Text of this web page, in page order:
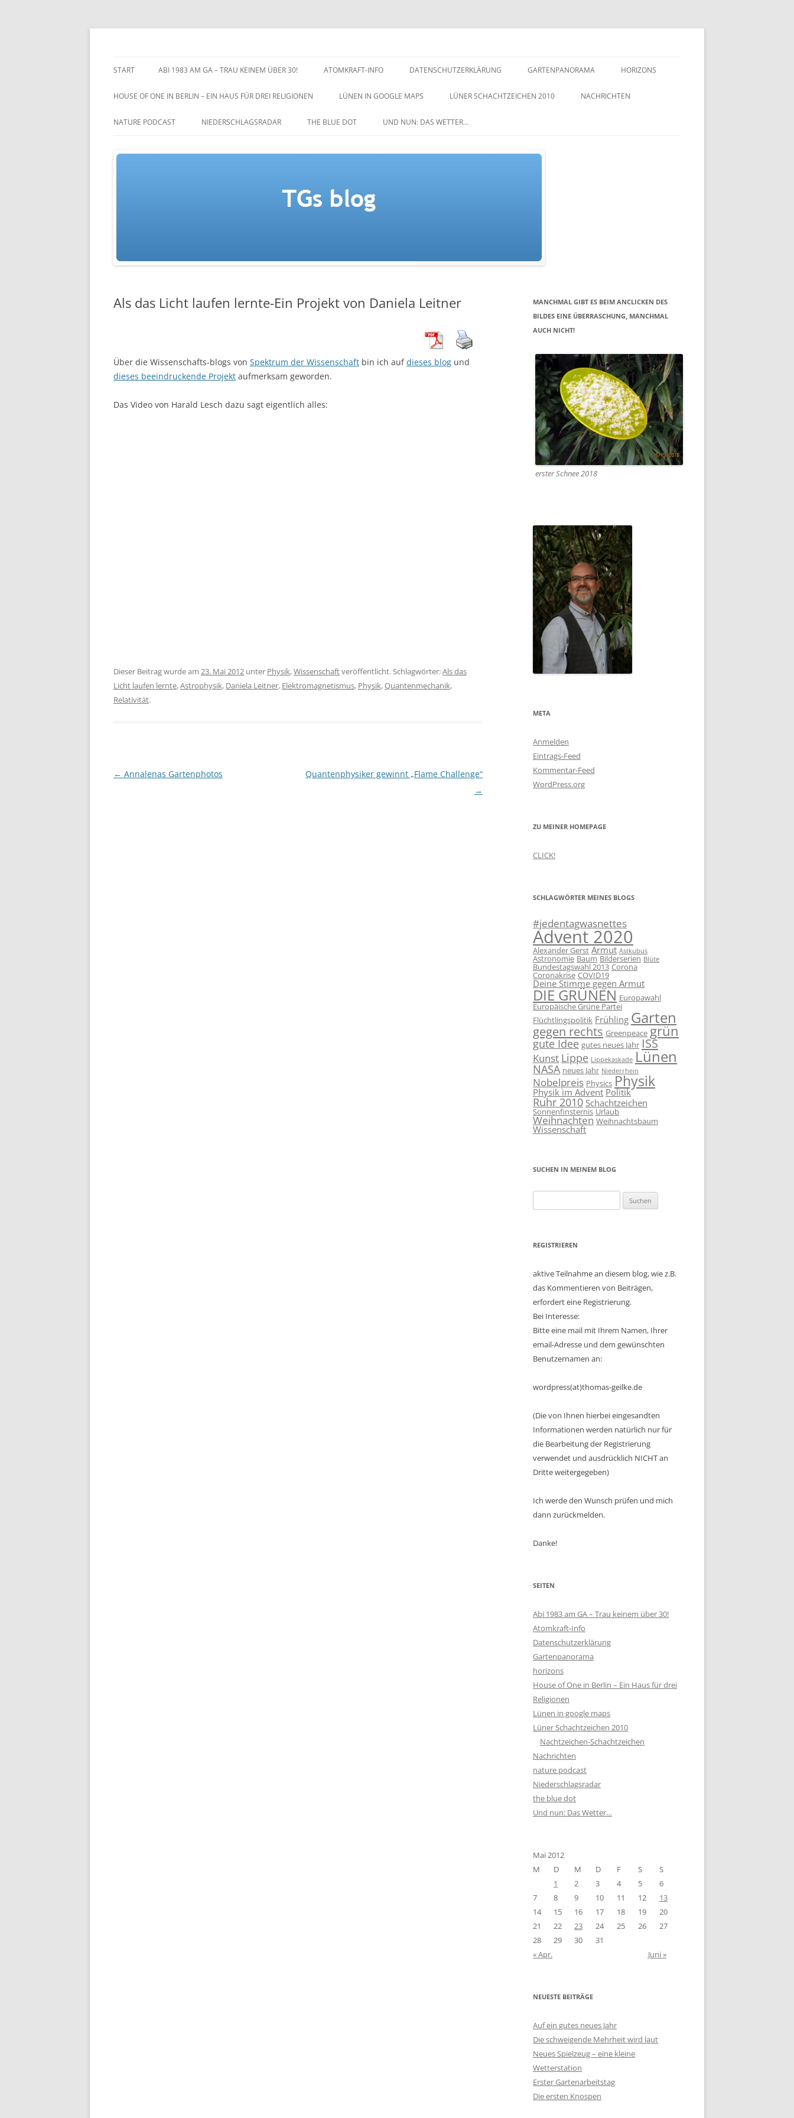
Zum
START ABI 1983 AM GA – TRAU KEINEM ÜBER 30! ATOMKRAFT-INFO DATENSCHUTZERKLÄRUNG GARTENPANORAMA HORIZONS
HOUSE OF ONE IN BERLIN – EIN HAUS FÜR DREI RELIGIONEN LÜNEN IN GOOGLE MAPS LÜNER SCHACHTZEICHEN 2010
NACHTZEICHEN-SCHACHTZEICHEN
NACHRICHTEN
NATURE PODCAST NIEDERSCHLAGSRADAR THE BLUE DOT UND NUN: DAS WETTER…
Als das Licht laufen lernte-Ein Projekt von Daniela Leitner
Über die Wissenschafts-blogs von Spektrum der Wissenschaft bin ich aufdieses blog und
dieses beeindruckende Projekt aufmerksam geworden.
Das Video von Harald Lesch dazu sagt eigentlich alles:
Dieser Beitrag wurde am 23. Mai 2012 unter Physik,Wissenschaftveröffentlicht. Schlagwörter:Als das
Licht laufen lernte,Astrophysik, Daniela Leitner, Elektromagnetismus, Physik,Quantenmechanik,
Relativität.
Beitragsnavigation
← Annalenas Gartenphotos
Quantenphysiker gewinnt „Flame Challenge“
→
MANCHMAL GIBT ES BEIM ANCLICKEN DES
BILDES EINE ÜBERRASCHUNG, MANCHMAL
AUCH NICHT!
erster Schnee 2018
META
Anmelden
Eintrags-Feed
Kommentar-Feed
WordPress.org
ZU MEINER HOMEPAGE
CLICK!
SCHLAGWÖRTER MEINES BLOGS
#jedentagwasnettes
Advent 2020
Alexander Gerst Armut Astkubus
Astronomie Baum Bilderserien Blüte
Bundestagswahl 2013 Corona
Coronakrise COVID19
Deine Stimme gegen Armut
DIE GRÜNEN Europawahl
Europäische Grüne Partei
Flüchtlingspolitik Frühling Garten
gegen rechts Greenpeace grün
gute Idee gutes neues Jahr ISS
Kunst Lippe Lippekaskade Lünen
NASA neues Jahr Niederrhein
Nobelpreis Physics Physik
Physik im Advent Politik
Ruhr 2010 Schachtzeichen
Sonnenfinsternis Urlaub
Weihnachten Weihnachtsbaum
Wissenschaft
SUCHEN IN MEINEM BLOG
nach:
REGISTRIEREN
aktive Teilnahme an diesem blog, wie z.B.
das Kommentieren von Beiträgen,
erfordert eine Registrierung.
Bei Interesse:
Bitte eine mail mit Ihrem Namen, Ihrer
email-Adresse und dem gewünschten
Benutzernamen an:
wordpress(at)thomas-geilke.de
(Die von Ihnen hierbei eingesandten
Informationen werden natürlich nur für
die Bearbeitung der Registrierung
verwendet und ausdrücklich NICHT an
Dritte weitergegeben)
Ich werde den Wunsch prüfen und mich
dann zurückmelden.
Danke!
SEITEN
Abi 1983 am GA – Trau keinem über 30!
Atomkraft-Info
Datenschutzerklärung
Gartenpanorama
horizons
House of One in Berlin – Ein Haus für drei
Religionen
Lünen in google maps
Lüner Schachtzeichen 2010
Nachtzeichen-Schachtzeichen
Nachrichten
nature podcast
Niederschlagsradar
the blue dot
Und nun: Das Wetter…
Mai 2012
M
D M D F S
S
1
2 3 4 5
6
7
8 9 10 11 12
13
14
15 16 17 18 19
20
21
22 23 24 25 26
27
28
29 30
31
« Apr.
Juni »
NEUESTE BEITRÄGE
Auf ein gutes neues Jahr
Die schweigende Mehrheit wird laut
Neues Spielzeug – eine kleine
Wetterstation
Erster Gartenarbeitstag
Die ersten Knospen